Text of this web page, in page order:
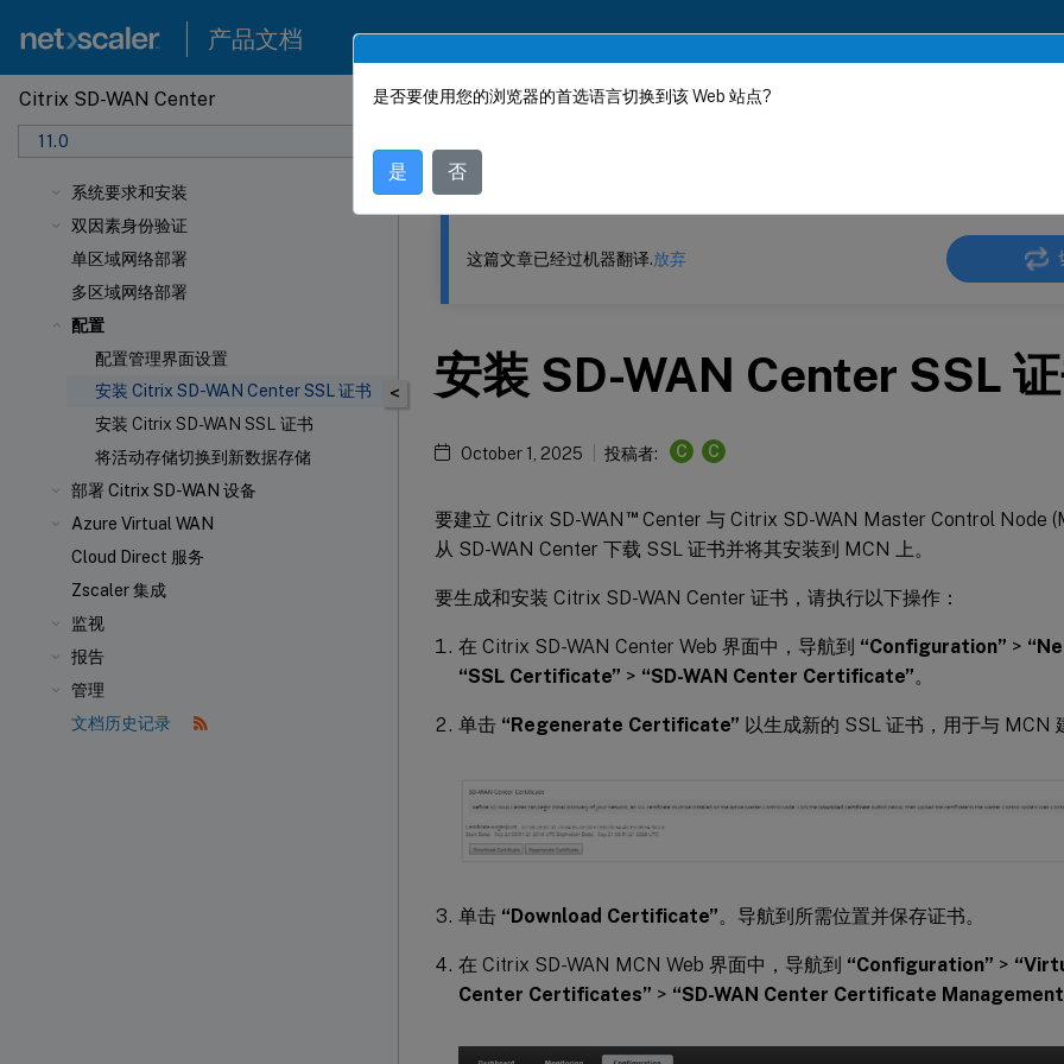
产品文档
Citrix SD-WAN Center
11.0
系统要求和安装
双因素身份验证
单区域网络部署
多区域网络部署
配置
配置管理界面设置
安装 Citrix SD-WAN Center SSL 证书
安装 Citrix SD-WAN SSL 证书
将活动存储切换到新数据存储
部署 Citrix SD-WAN 设备
Azure Virtual WAN
Cloud Direct 服务
Zscaler 集成
监视
报告
管理
文档历史记录
此内容已经过机器动态翻译。
<
这篇文章已经过机器翻译.放弃
安装 SD-WAN Center SSL
October 1, 2025 投稿者: C C
要建立 Citrix SD-WAN ™Center 与 Citrix SD-WAN Master Control Node
从 SD-WAN Center 下载 SSL 证书并将其安装到 MCN 上。
要生成和安装 Citrix SD-WAN Center 证书，请执行以下操作：
在 Citrix SD-WAN Center Web 界面中，导航到 “Configuration” >
“SSL Certificate” > “SD-WAN Center Certificate”。
单击 “Regenerate Certificate” 以生成新的 SSL 证书，用于与 MCN
单击 “Download Certificate”。导航到所需位置并保存证书。
在 Citrix SD-WAN MCN Web 界面中，导航到 “Configuration” >
Center Certificates” > “SD-WAN Center Certificate
是否要使用您的浏览器的首选语言切换到该 Web 站点?
是 否